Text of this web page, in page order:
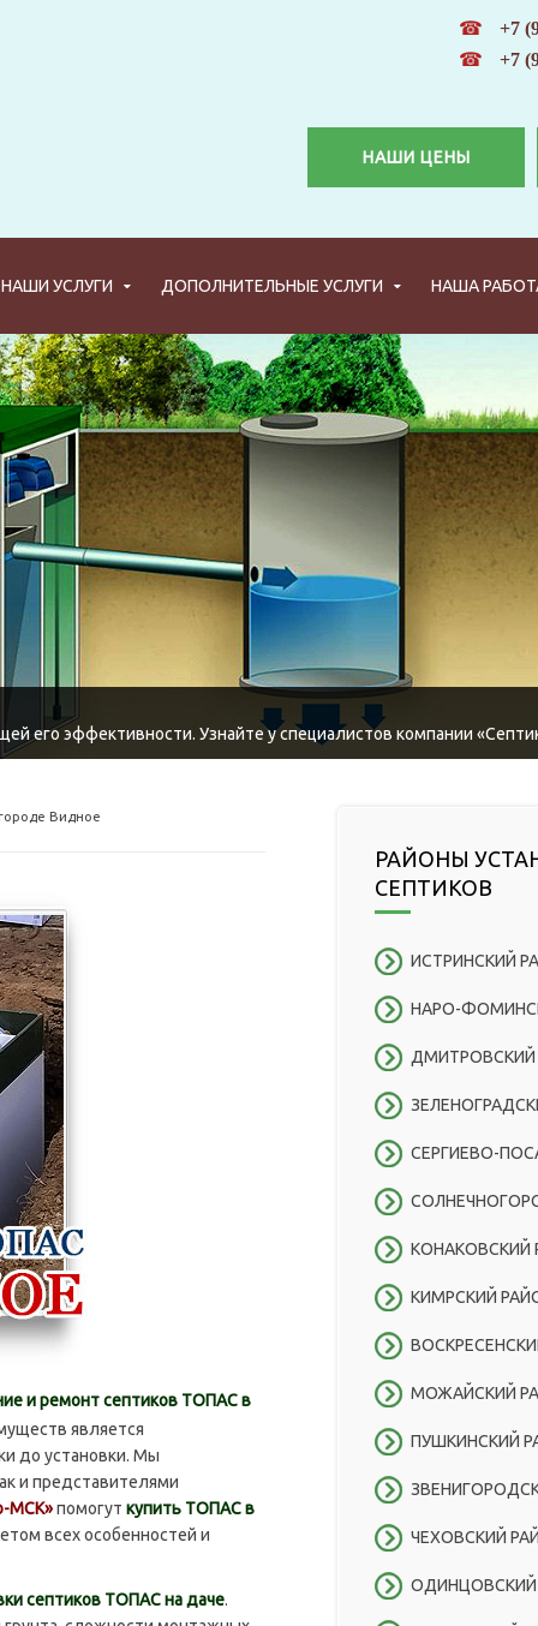
☎ +7
☎ +7
НАШИ ЦЕНЫ
НАШИ УСЛУГИ ДОПОЛНИТЕЛЬНЫЕ УСЛУГИ НАША
его эффективности. Узнайте у специалистов компании
Видное
и ремонт септиков ТОПАС в
является
до установки. Мы
и представителями
МСК»помогут купить ТОПАС в
всех особенностей и
септиков ТОПАС на даче.
РАЙОНЫ
СЕПТИКОВ
ИСТРИНСКИЙ
НАРО-
ДМИТРОВСКИЙ
СЕРГИЕВО-
КОНАКОВСКИЙ
КИМРСКИЙ
МОЖАЙСКИЙ
ПУШКИНСКИЙ
ЧЕХОВСКИЙ
ОДИНЦОВСКИЙ